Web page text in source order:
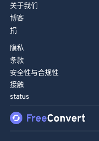
关于我们
博客
捐
隐私
条款
安全性与合规性
接触
status